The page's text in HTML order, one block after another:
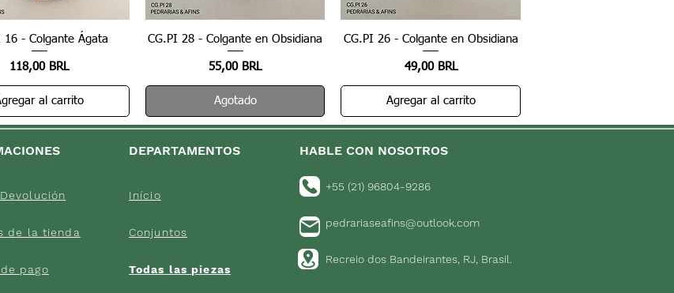
Vista rápida
16 - Colgante Ágata
Precio
118,00 BRL
al carrito
Vista rápida
CG.PI 28 - Colgante en Obsidiana
Precio
55,00 BRL
Agotado
Vista rápida
CG.PI 26 - Colgante en Obsidiana
Precio
49,00 BRL
Agregar al carrito
de la tienda
pago
DEPARTAMENTOS HABLE CON NOSOTROS
Início
Conjuntos
Todas las piezas
+55 (21) 96804-9286
pedrariaseafins@outlook.com
Recreio dos Bandeirantes, RJ, Brasil.